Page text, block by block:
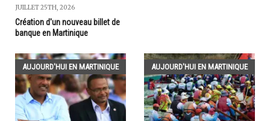
JUILLET 25TH, 2026
Création d'un nouveau billet de
banque en Martinique
AUJOURD'HUI EN MARTINIQUE AUJOURD'HUI EN MARTINIQUE